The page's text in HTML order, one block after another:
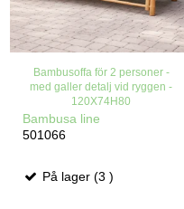
Bambusoffa för 2 personer -
med galler detalj vid ryggen -
120X74H80
Bambusa line
501066
På lager (3 )